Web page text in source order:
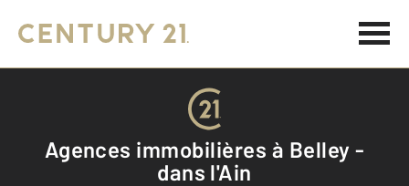
Agences immobilières à Belley -
dans l'Ain